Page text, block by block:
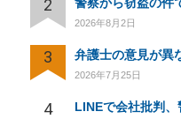
2
2026年8月2日
3
2026年7月25日
4